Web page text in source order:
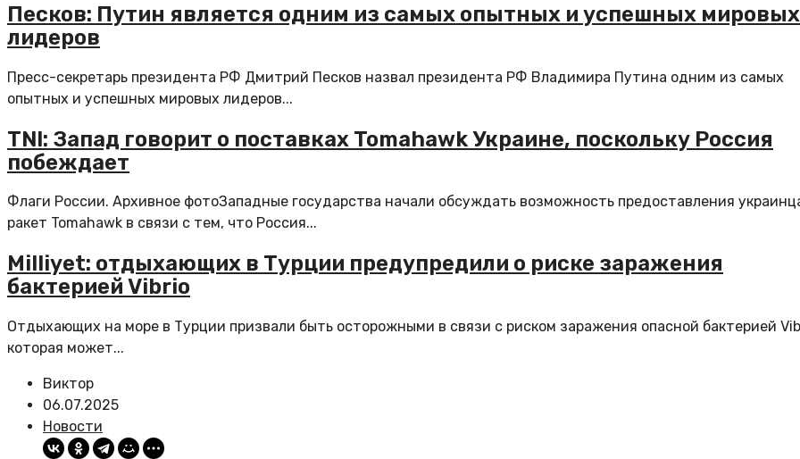
Песков: Путин является одним из самых опытных и успешных мировых
лидеров
Пресс-секретарь президента РФ Дмитрий Песков назвал президента РФ Владимира Путина одним из самых
опытных и успешных мировых лидеров...
TNI: Запад говорит о поставках Tomahawk Украине, поскольку Россия
побеждает
Флаги России. Архивное фотоЗападные государства начали обсуждать возможность предоставления
ракет Tomahawk в связи с тем, что Россия...
Milliyet: отдыхающих в Турции предупредили о риске заражения
бактерией Vibrio
Отдыхающих на море в Турции призвали быть осторожными в связи с риском заражения опасной бактерией
которая может...
Виктор
06.07.2025
Новости